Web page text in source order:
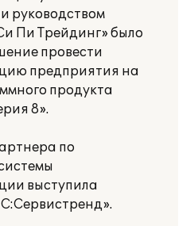
руководством
Пи Трейдинг» было
провести
предприятия на
продукта
8».
по
выступила